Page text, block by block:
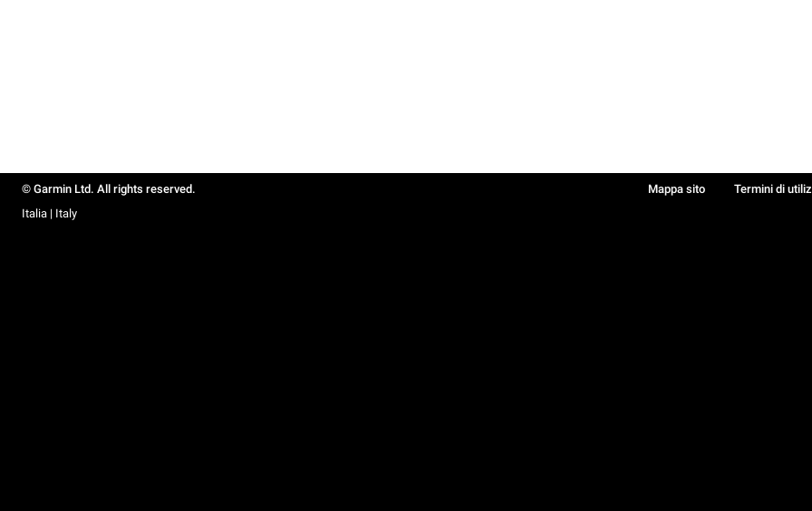
© Garmin Ltd. All rights reserved. Mappa sito Termini di
Italia | Italy